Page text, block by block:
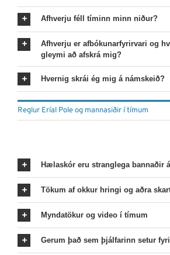
Afhverju féll tíminn minn niður?
Afhverju er afbókunarfyrirvari og
gleymi að afskrá mig?
Hvernig skrái ég mig á námskeið?
Reglur Eríal Pole og mannasiðir í tímum
Hælaskór eru stranglega bannaðir
Tökum af okkur hringi og aðra
Myndatökur og video í tímum
Gerum það sem þjálfarinn setur